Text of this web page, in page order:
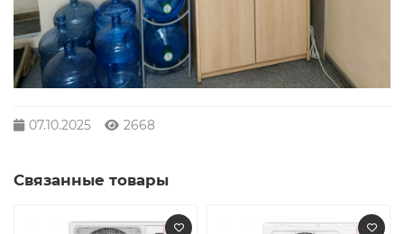
07.10.2025 2668
Связанные товары